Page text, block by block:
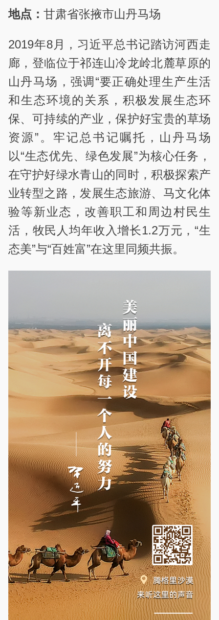
地点：甘肃省张掖市山丹马场
2019年8月，习近平总书记踏访河西走
廊，登临位于祁连山冷龙岭北麓草原的
山丹马场，强调“要正确处理生产生活
和生态环境的关系，积极发展生态环
保、可持续的产业，保护好宝贵的草场
资源”。牢记总书记嘱托，山丹马场
以“生态优先、绿色发展”为核心任务，
在守护好绿水青山的同时，积极探索产
业转型之路，发展生态旅游、马文化体
验等新业态，改善职工和周边村民生
活，牧民人均年收入增长1.2万元，“生
态美”与“百姓富”在这里同频共振。